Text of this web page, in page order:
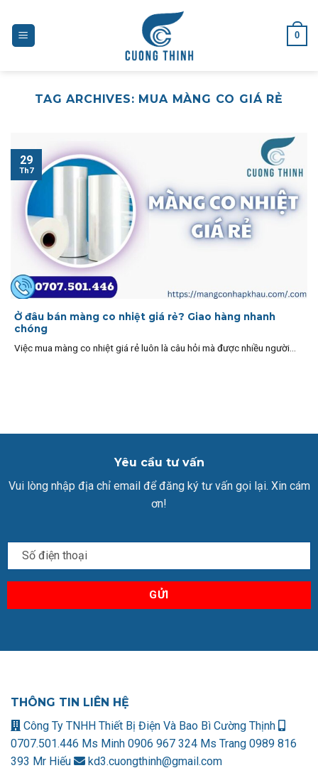
content
0
TAG ARCHIVES: MUA MÀNG CO GIÁ RẺ
Ở đâu bán màng co nhiệt giá rẻ? Giao hàng nhanh
chóng
Việc mua màng co nhiệt giá rẻ luôn là câu hỏi mà được nhiều người...
29
Th7
Yêu cầu tư vấn
Vui lòng nhập địa chỉ email để đăng ký tư vấn gọi lại. Xin cám
ơn!
THÔNG TIN LIÊN HỆ
Công Ty TNHH Thiết Bị Điện Và Bao Bì Cường Thịnh
0707.501.446 Ms Minh 0906 967 324 Ms Trang 0989 816
393 Mr Hiếu
kd3.cuongthinh@gmail.com